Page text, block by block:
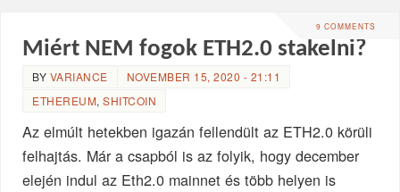
9 COMMENTS
Miért NEM fogok ETH2.0 stakelni?
BY VARIANCE
NOVEMBER 15, 2020 - 21:11
ETHEREUM,SHITCOIN
Az elmúlt hetekben igazán fellendült az ETH2.0 körüli
felhajtás. Már a csapból is az folyik, hogy december
elején indul az Eth2.0 mainnet és több helyen is